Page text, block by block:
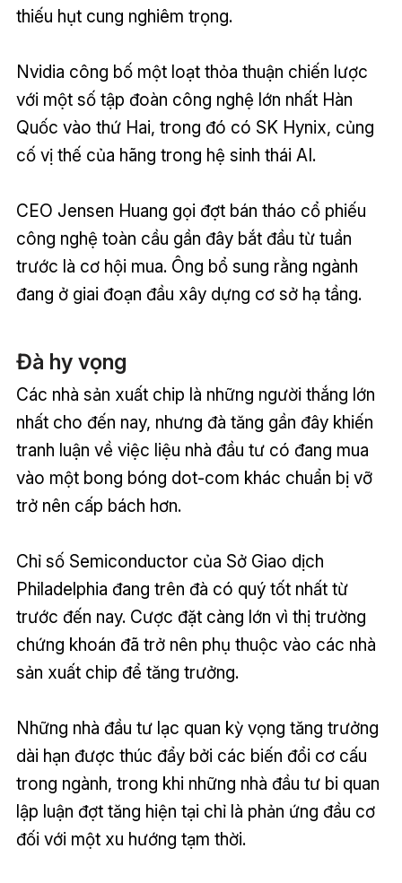
thiếu hụt cung nghiêm trọng.
Nvidia công bố một loạt thỏa thuận chiến lược
với một số tập đoàn công nghệ lớn nhất Hàn
Quốc vào thứ Hai, trong đó có SK Hynix, củng
cố vị thế của hãng trong hệ sinh thái AI.
CEO Jensen Huang gọi đợt bán tháo cổ phiếu
công nghệ toàn cầu gần đây bắt đầu từ tuần
trước là cơ hội mua. Ông bổ sung rằng ngành
đang ở giai đoạn đầu xây dựng cơ sở hạ tầng.
Đà hy vọng
Các nhà sản xuất chip là những người thắng lớn
nhất cho đến nay, nhưng đà tăng gần đây khiến
tranh luận về việc liệu nhà đầu tư có đang mua
vào một bong bóng dot-com khác chuẩn bị vỡ
trở nên cấp bách hơn.
Chỉ số Semiconductor của Sở Giao dịch
Philadelphia đang trên đà có quý tốt nhất từ
trước đến nay. Cược đặt càng lớn vì thị trường
chứng khoán đã trở nên phụ thuộc vào các nhà
sản xuất chip để tăng trưởng.
Những nhà đầu tư lạc quan kỳ vọng tăng trưởng
dài hạn được thúc đẩy bởi các biến đổi cơ cấu
trong ngành, trong khi những nhà đầu tư bi quan
lập luận đợt tăng hiện tại chỉ là phản ứng đầu cơ
đối với một xu hướng tạm thời.